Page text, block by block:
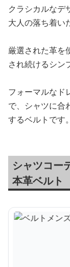
クラシカルなデ
大人の落ち着い
厳選された革を
され続けるシン
フォーマルなド
で、シャツに合
するベルトです。
シャツコー
本革ベルト